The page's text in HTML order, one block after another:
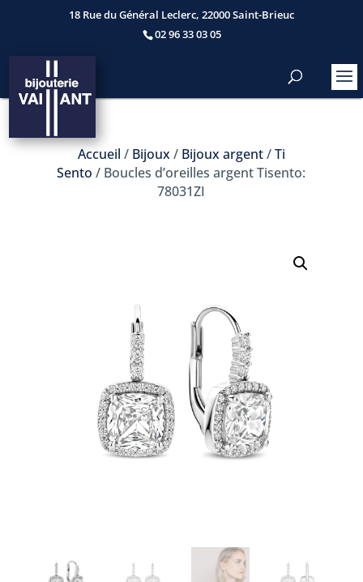
18 Rue du Général Leclerc, 22000 Saint-Brieuc
02 96 33 03 05
Accueil / Bijoux / Bijoux argent/Ti
Sento / Boucles d’oreilles argent Tisento:
78031ZI